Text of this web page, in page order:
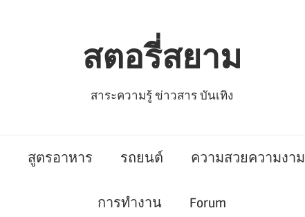
สตอรี่สยาม
สาระความรู้ ข่าวสาร บันเทิง
สูตรอาหาร รถยนต์ ความสวยความงาม
การทำงาน Forum